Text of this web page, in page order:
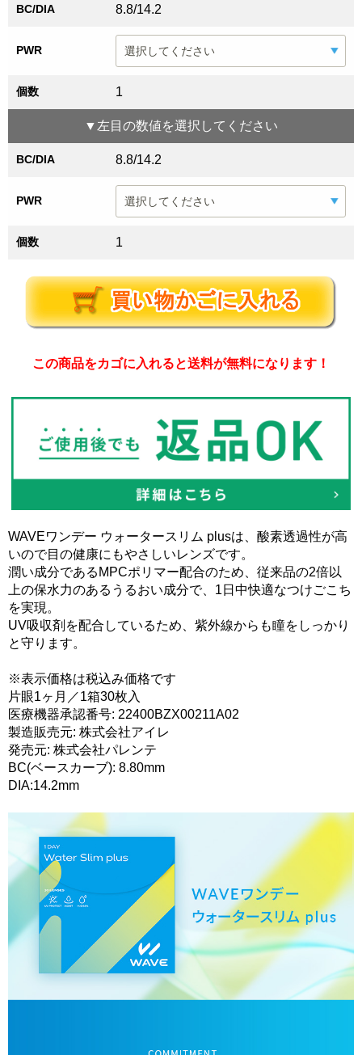
BC/DIA 8.8/14.2
PWR
個数 1
▼ 左目 の数値を選択してください
BC/DIA 8.8/14.2
PWR
個数 1
この商品をカゴに入れると送料が無料になります！
WAVEワンデー ウォータースリム plusは、酸素透過性が高
いので目の健康にもやさしいレンズです。
潤い成分であるMPCポリマー配合のため、従来品の2倍以
上の保水力のあるうるおい成分で、1日中快適なつけごこち
を実現。
UV吸収剤を配合しているため、紫外線からも瞳をしっかり
と守ります。
※表示価格は税込み価格です
片眼1ヶ月／1箱30枚入
医療機器承認番号: 22400BZX00211A02
製造販売元: 株式会社アイレ
発売元: 株式会社パレンテ
BC(ベースカーブ): 8.80mm
DIA:14.2mm